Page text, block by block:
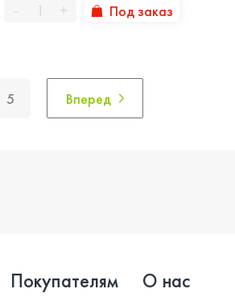
- + Под заказ
5 Вперед
Покупателям О нас